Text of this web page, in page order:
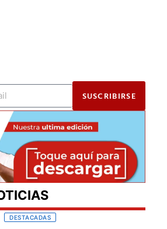
SUSCRIBIRSE
DESTACADAS